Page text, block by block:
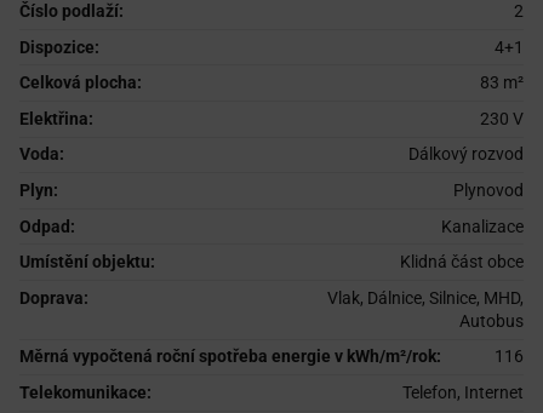
Číslo podlaží:
2
Dispozice:
4+1
Celková plocha:
83
Elektřina:
230 V
Voda:
Dálkový rozvod
Plyn:
Plynovod
Odpad:
Kanalizace
Umístění objektu:
Klidná část obce
Doprava:
Vlak, Dálnice, Silnice, MHD,
Autobus
Měrná vypočtená roční spotřeba energie v kWh/m²/rok:
116
Telekomunikace:
Telefon, Internet